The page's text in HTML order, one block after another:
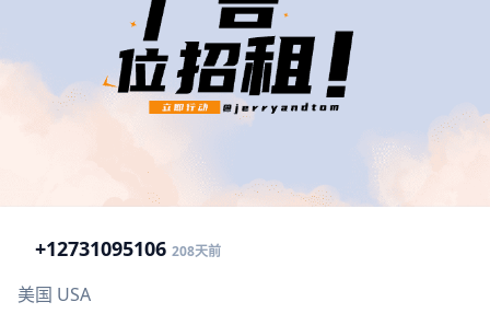
+12731095106 208天前
美国 USA